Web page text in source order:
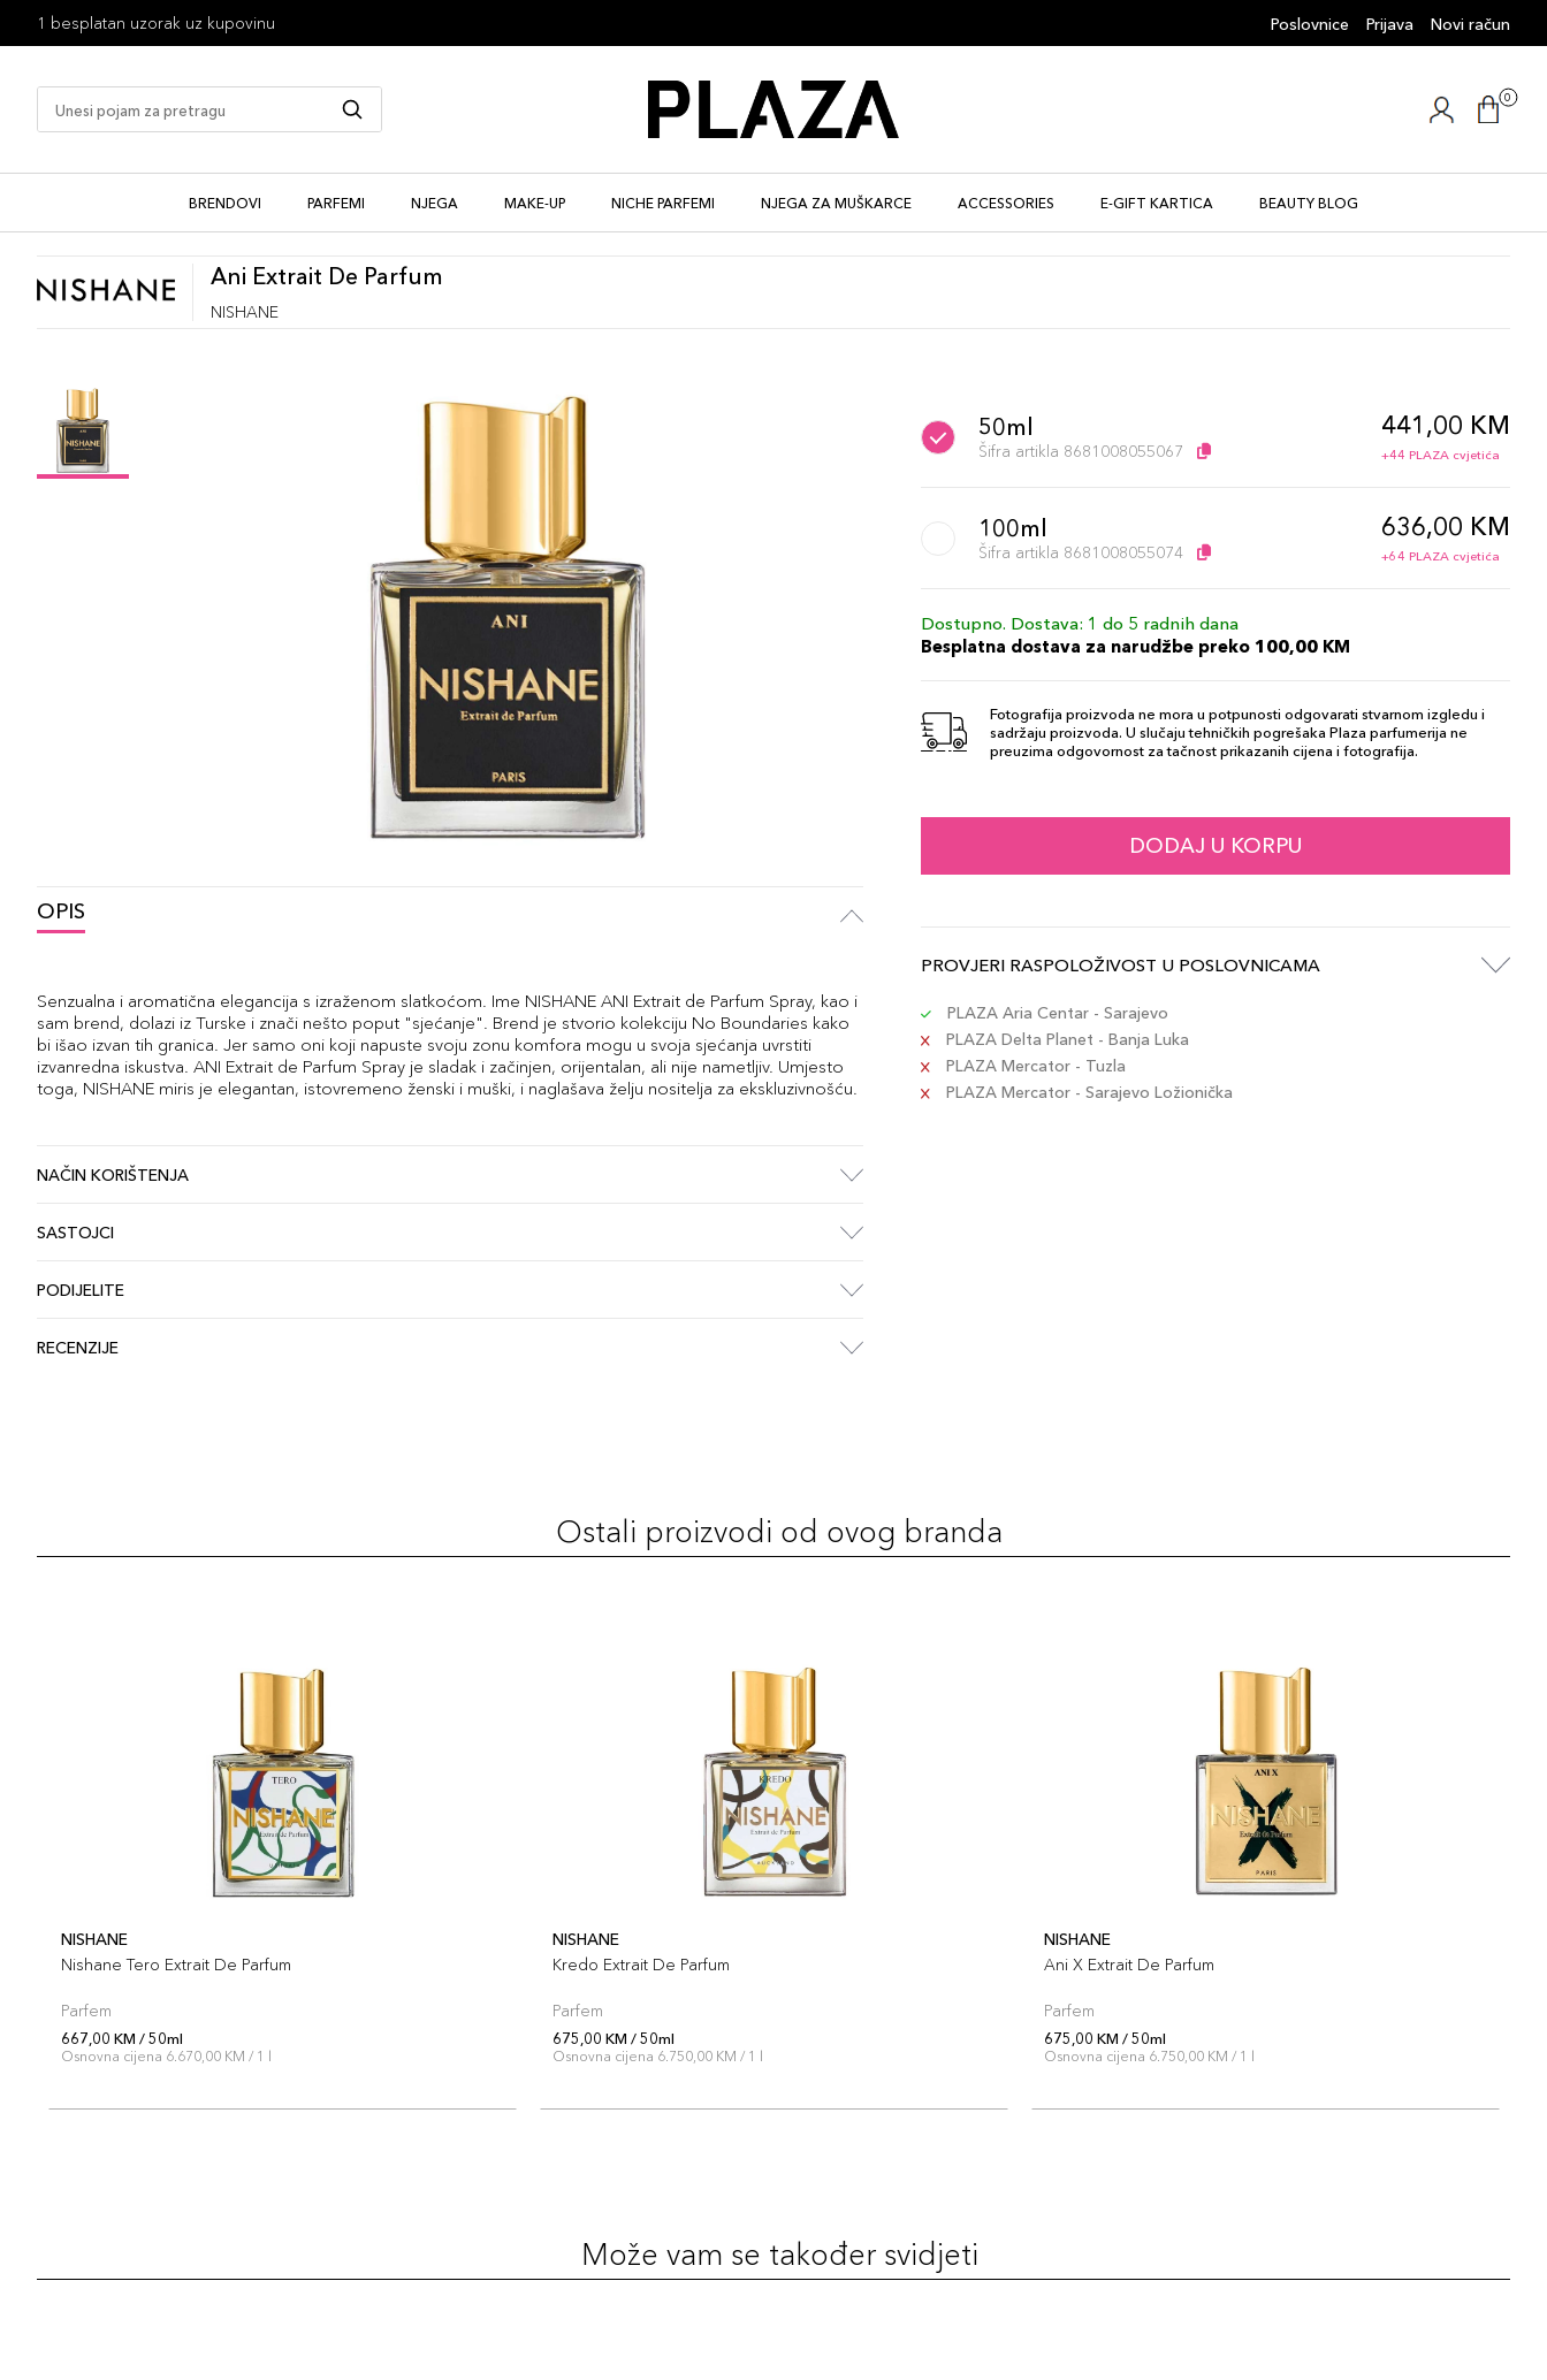
1 besplatan uzorak uz kupovinu Poslovnice Prijava Novi račun
0
BRENDOVI PARFEMI NJEGA MAKE-UP NICHE PARFEMI NJEGA ZA MUŠKARCE ACCESSORIES E-GIFT KARTICA BEAUTY BLOG
Ani Extrait De Parfum
NISHANE
OPIS
Senzualna i aromatična elegancija s izraženom slatkoćom. Ime NISHANE ANI Extrait de Parfum Spray, kao i
sam brend, dolazi iz Turske i znači nešto poput "sjećanje". Brend je stvorio kolekciju No Boundaries kako
bi išao izvan tih granica. Jer samo oni koji napuste svoju zonu komfora mogu u svoja sjećanja uvrstiti
izvanredna iskustva. ANI Extrait de Parfum Spray je sladak i začinjen, orijentalan, ali nije nametljiv. Umjesto
toga, NISHANE miris je elegantan, istovremeno ženski i muški, i naglašava želju nositelja za ekskluzivnošću.
NAČIN KORIŠTENJA
SASTOJCI
PODIJELITE
RECENZIJE
50ml
Šifra artikla 8681008055067
441,00 KM
+44 PLAZA cvjetića
100ml
Šifra artikla 8681008055074
636,00 KM
+64 PLAZA cvjetića
Dostupno. Dostava: 1 do 5 radnih dana
Besplatna dostava za narudžbe preko 100,00 KM
Fotografija proizvoda ne mora u potpunosti odgovarati stvarnom izgledu i
sadržaju proizvoda. U slučaju tehničkih pogrešaka Plaza parfumerija ne
preuzima odgovornost za tačnost prikazanih cijena i fotografija.
DODAJ U KORPU
PROVJERI RASPOLOŽIVOST U POSLOVNICAMA
PLAZA Aria Centar - Sarajevo
PLAZA Delta Planet - Banja Luka
PLAZA Mercator - Tuzla
PLAZA Mercator - Sarajevo Ložionička
Ostali proizvodi od ovog branda
NISHANE
Nishane Tero Extrait De Parfum
Parfem
667,00 KM / 50ml
Osnovna cijena 6.670,00 KM / 1 l
NISHANE
Kredo Extrait De Parfum
Parfem
675,00 KM / 50ml
Osnovna cijena 6.750,00 KM / 1 l
NISHANE
Ani X Extrait De Parfum
Parfem
675,00 KM / 50ml
Osnovna cijena 6.750,00 KM / 1 l
Može vam se također svidjeti